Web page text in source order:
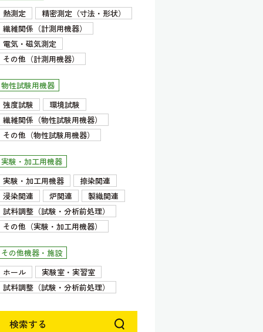
熱測定
精密測定（寸法・形状）
繊維関係（計測用機器）
電気・磁気測定
その他（計測用機器）
物性試験用機器
強度試験
環境試験
繊維関係（物性試験用機器）
その他（物性試験用機器）
実験・加工用機器
実験・加工用機器
捺染関連
浸染関連
炉関連
製織関連
試料調整（試験・分析前処理）
その他（実験・加工用機器）
その他機器・施設
ホール
実験室・実習室
試料調整（試験・分析前処理）
検索する